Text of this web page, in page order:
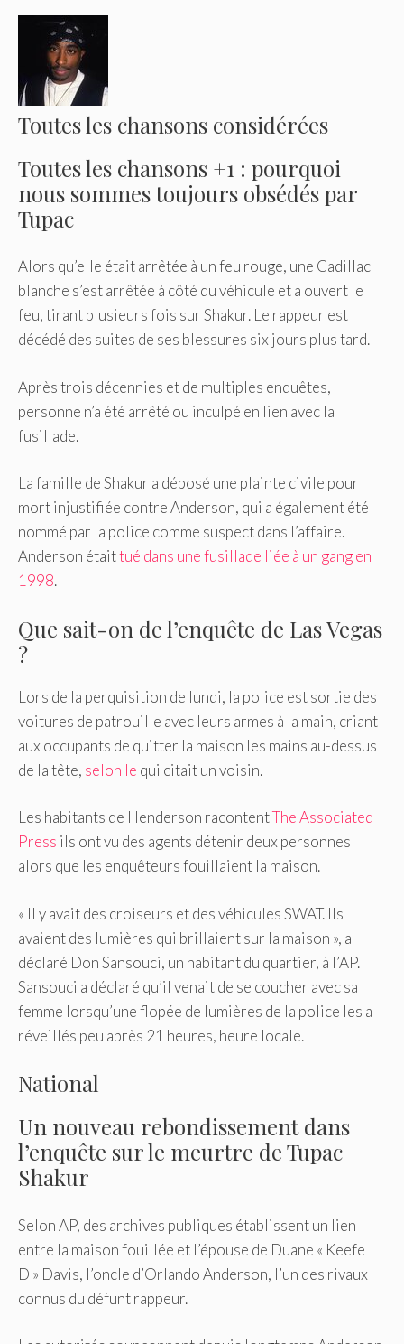
Toutes les chansons considérées
Toutes les chansons +1 : pourquoi
nous sommes toujours obsédés par
Tupac
Alors qu’elle était arrêtée à un feu rouge, une Cadillac
blanche s’est arrêtée à côté du véhicule et a ouvert le
feu, tirant plusieurs fois sur Shakur. Le rappeur est
décédé des suites de ses blessures six jours plus tard.
Après trois décennies et de multiples enquêtes,
personne n’a été arrêté ou inculpé en lien avec la
fusillade.
La famille de Shakur a déposé une plainte civile pour
mort injustifiée contre Anderson, qui a également été
nommé par la police comme suspect dans l’affaire.
Anderson étaittué dans une fusillade liée à un gang en
1998.
Que sait-on de l’enquête de Las Vegas
?
Lors de la perquisition de lundi, la police est sortie des
voitures de patrouille avec leurs armes à la main, criant
aux occupants de quitter la maison les mains au-dessus
de la tête, selon le qui citait un voisin.
Les habitants de Henderson racontentThe Associated
Press ils ont vu des agents détenir deux personnes
alors que les enquêteurs fouillaient la maison.
« Il y avait des croiseurs et des véhicules SWAT. Ils
avaient des lumières qui brillaient sur la maison », a
déclaré Don Sansouci, un habitant du quartier, à l’AP.
Sansouci a déclaré qu’il venait de se coucher avec sa
femme lorsqu’une flopée de lumières de la police les a
réveillés peu après 21 heures, heure locale.
National
Un nouveau rebondissement dans
l’enquête sur le meurtre de Tupac
Shakur
Selon AP, des archives publiques établissent un lien
entre la maison fouillée et l’épouse de Duane « Keefe
D » Davis, l’oncle d’Orlando Anderson, l’un des rivaux
connus du défunt rappeur.